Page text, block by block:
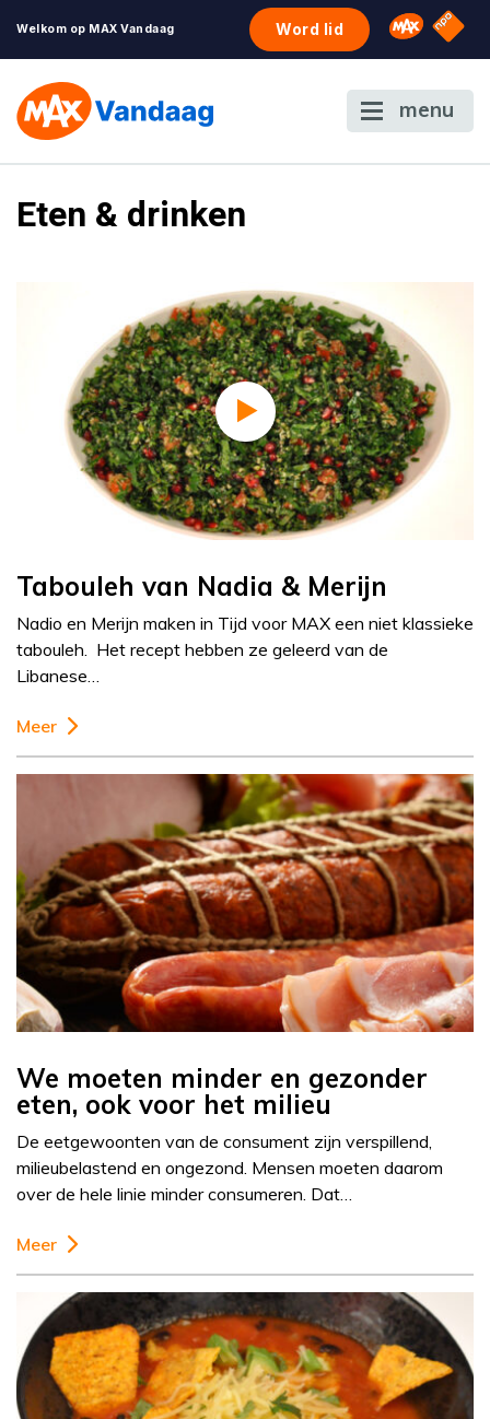
Welkom op MAX Vandaag Word lid Omroep
NPO
menu
Eten & drinken
Tabouleh van Nadia & Merijn
Nadio en Merijn maken in Tijd voor MAX een niet klassieke
tabouleh. Het recept hebben ze geleerd van de
Libanese…
Meer
We moeten minder en gezonder
eten, ook voor het milieu
De eetgewoonten van de consument zijn verspillend,
milieubelastend en ongezond. Mensen moeten daarom
over de hele linie minder consumeren. Dat…
Meer